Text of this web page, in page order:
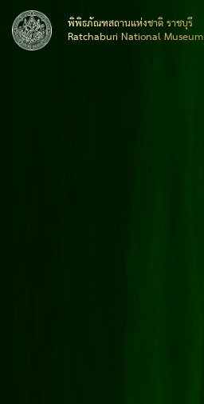
พิพิธภัณฑสถานแห่งชาติ ราชบุรี
Ratchaburi National Museum